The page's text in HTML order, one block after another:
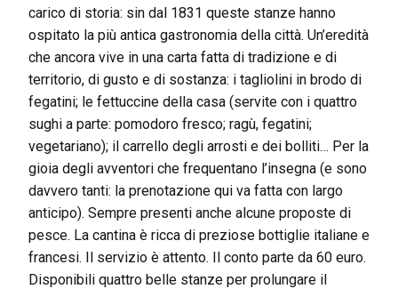
carico di storia: sin dal 1831 queste stanze hanno
ospitato la più antica gastronomia della città. Un’eredità
che ancora vive in una carta fatta di tradizione e di
territorio, di gusto e di sostanza: i tagliolini in brodo di
fegatini; le fettuccine della casa (servite con i quattro
sughi a parte: pomodoro fresco; ragù, fegatini;
vegetariano); il carrello degli arrosti e dei bolliti… Per la
gioia degli avventori che frequentano l’insegna (e sono
davvero tanti: la prenotazione qui va fatta con largo
anticipo). Sempre presenti anche alcune proposte di
pesce. La cantina è ricca di preziose bottiglie italiane e
francesi. Il servizio è attento. Il conto parte da 60 euro.
Disponibili quattro belle stanze per prolungare il